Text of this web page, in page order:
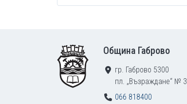
Община Габрово
гр. Габрово 5300
пл. „Възраждане“ № 3
066 818400